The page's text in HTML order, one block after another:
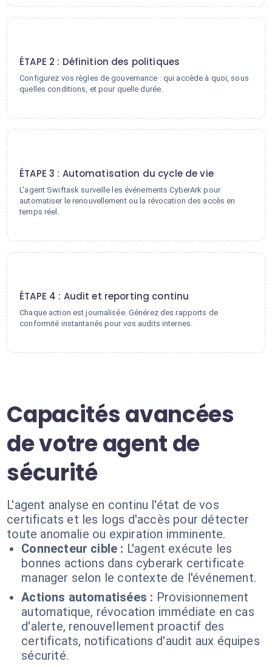
ÉTAPE 2 : Définition des politiques
Configurez vos règles de gouvernance : qui accède à quoi, sous
quelles conditions, et pour quelle durée.
ÉTAPE 3 : Automatisation du cycle de vie
L'agent Swiftask surveille les événements CyberArk pour
automatiser le renouvellement ou la révocation des accès en
temps réel.
ÉTAPE 4 : Audit et reporting continu
Chaque action est journalisée. Générez des rapports de
conformité instantanés pour vos audits internes.
Capacités avancées
de votre agent de
sécurité
L'agent analyse en continu l'état de vos
certificats et les logs d'accès pour détecter
toute anomalie ou expiration imminente.
Connecteur cible : L'agent exécute les
bonnes actions dans cyberark certificate
manager selon le contexte de l'événement.
Actions automatisées : Provisionnement
automatique, révocation immédiate en cas
d'alerte, renouvellement proactif des
certificats, notifications d'audit aux équipes
sécurité.